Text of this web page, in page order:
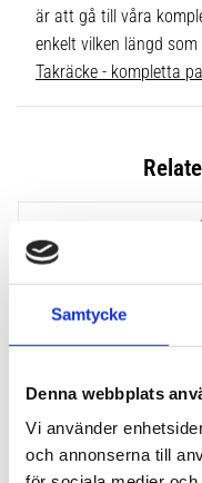
Samtycke
Denna webbplats
Vi använder
och annonserna till
är att gå till våra
enkelt vilken längd som
Takräcke - kompletta
THULE FLUSH RAIL EVO
4-PACK 710600